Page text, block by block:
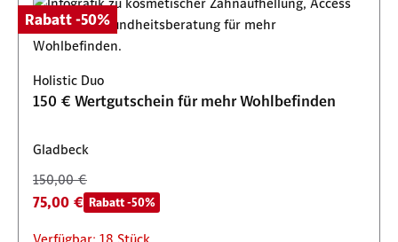
Rabatt -50%
Holistic Duo
150 € Wertgutschein für mehr Wohlbefinden
Gladbeck
150,00 €
75,00 € Rabatt -50%